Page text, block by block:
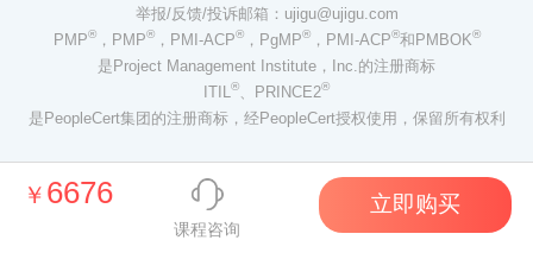
￥ 6676
课程咨询
立即购买
举报/反馈/投诉邮箱：ujigu@ujigu.com
PMP®，PMP®，PMI-ACP®，PgMP®，PMI-ACP®和PMBOK®
是Project Management Institute，Inc.的注册商标
ITIL®、PRINCE2®
是PeopleCert集团的注册商标，经PeopleCert授权使用，保留所有权利